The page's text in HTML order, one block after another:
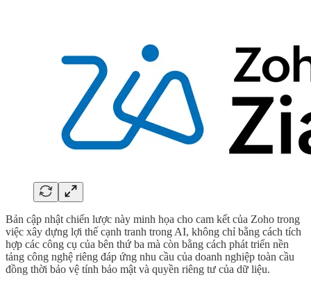
Bản cập nhật chiến lược này minh họa cho cam kết của Zoho trong
việc xây dựng lợi thế cạnh tranh trong AI, không chỉ bằng cách tích
hợp các công cụ của bên thứ ba mà còn bằng cách phát triển nền
tảng công nghệ riêng đáp ứng nhu cầu của doanh nghiệp toàn cầu
đồng thời bảo vệ tính bảo mật và quyền riêng tư của dữ liệu.